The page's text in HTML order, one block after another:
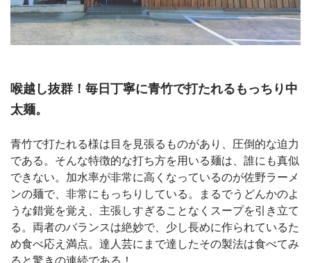
喉越し抜群！毎日丁寧に青竹で打たれるもっちり中
太麺。
青竹で打たれる様は目を見張るものがあり、圧倒的な迫力
である。そんな特徴的な打ち方を用いる麺は、誰にも真似
できない。加水率が非常に高くなっているのが佐野ラーメ
ンの麺で、非常にもっちりしている。まるでうどんかのよ
うな錯覚を覚え、主張しすぎることなくスープを引き立て
る。両者のバランスは絶妙で、少し長めに作られているた
め食べ応え満点。達人芸にまで達したその製法は食べてみ
ると驚きの連続である！